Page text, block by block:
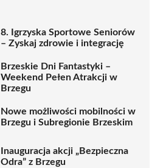
8. Igrzyska Sportowe Seniorów
– Zyskaj zdrowie i integrację
Brzeskie Dni Fantastyki –
Weekend Pełen Atrakcji w
Brzegu
Nowe możliwości mobilności w
Brzegu i Subregionie Brzeskim
Inauguracja akcji „Bezpieczna
Odra” z Brzegu